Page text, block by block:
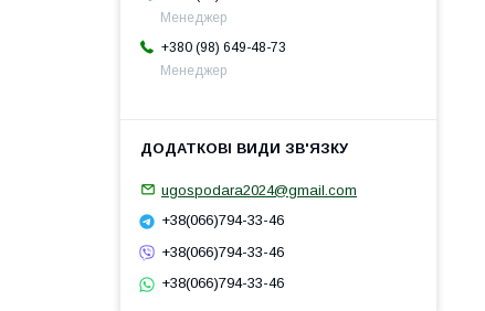
Менеджер
+380 (98) 649-48-73
Менеджер
ugospodara2024@gmail.com
+38(066)794-33-46
+38(066)794-33-46
+38(066)794-33-46